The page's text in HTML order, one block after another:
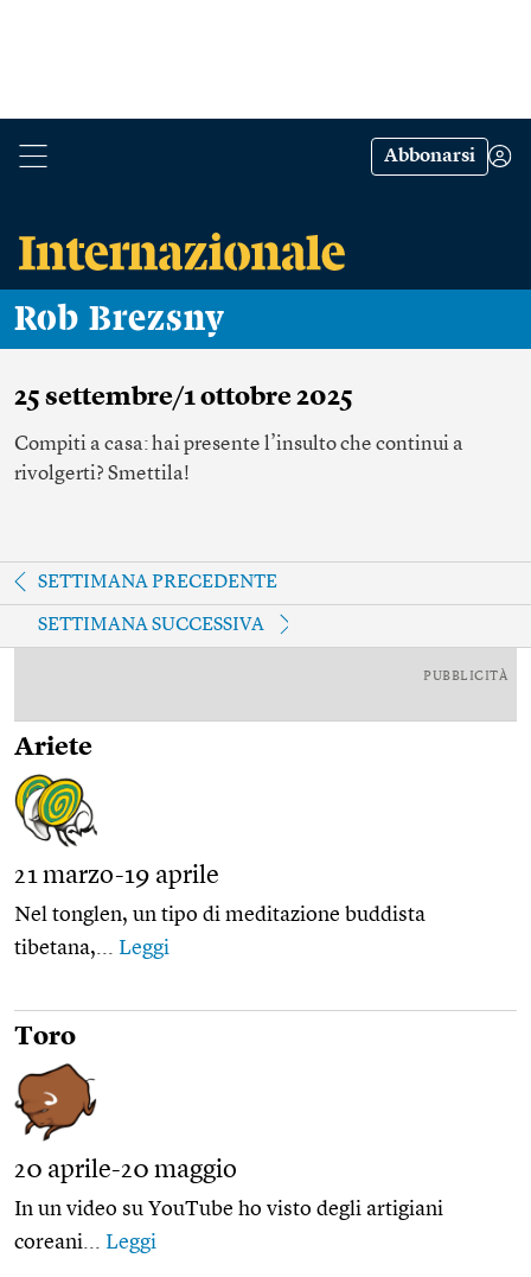
Abbonarsi
Rob Brezsny
25 settembre/1 ottobre 2025
Compiti a casa: hai presente l’insulto che continui a
rivolgerti? Smettila!
SETTIMANA PRECEDENTE
SETTIMANA SUCCESSIVA
PUBBLICITÀ
Ariete
21 marzo-19 aprile
Nel tonglen, un tipo di meditazione buddista
tibetana,... Leggi
Toro
20 aprile-20 maggio
In un video su YouTube ho visto degli artigiani
coreani... Leggi